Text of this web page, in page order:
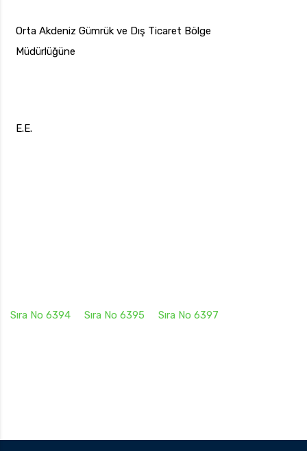
Orta Akdeniz Gümrük ve Dış Ticaret Bölge
Müdürlüğüne
E.E.
Sıra No 6394 Sıra No 6395 Sıra No 6397